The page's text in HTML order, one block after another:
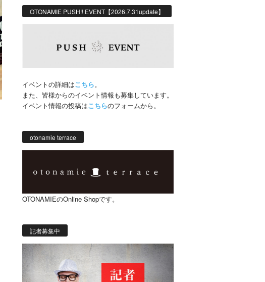
OTONAMIE PUSH!! EVENT【2026.7.31update】
イベントの詳細はこちら。
また、皆様からのイベント情報も募集しています。
イベント情報の投稿はこちらのフォームから。
otonamie terrace
OTONAMIEのOnline Shopです。
記者募集中